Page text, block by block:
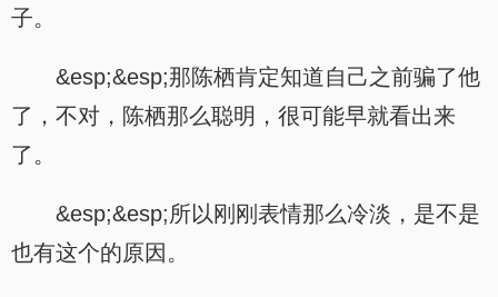
子。
&esp;&esp;那陈栖肯定知道自己之前骗了他
了，不对，陈栖那么聪明，很可能早就看出来
了。
&esp;&esp;所以刚刚表情那么冷淡，是不是
也有这个的原因。